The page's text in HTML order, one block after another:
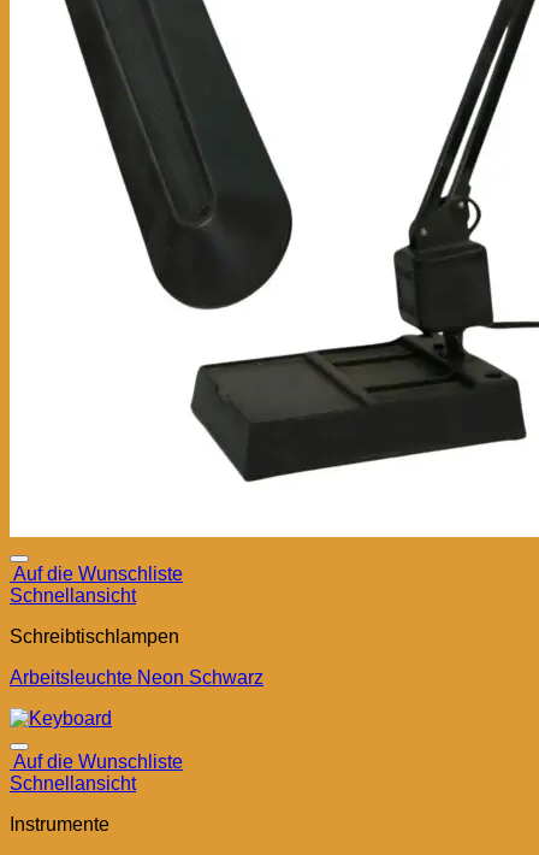
Auf die Wunschliste
Schnellansicht
Schreibtischlampen
Arbeitsleuchte Neon Schwarz
Auf die Wunschliste
Schnellansicht
Instrumente